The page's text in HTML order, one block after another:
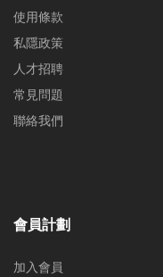
使用條款
私隱政策
人才招聘
常見問題
聯絡我們
會員計劃
加入會員